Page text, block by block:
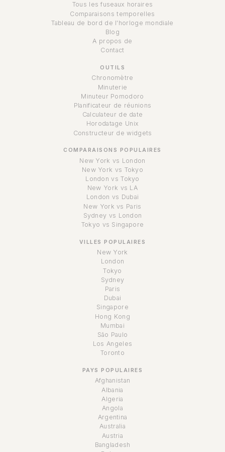
Tous les fuseaux horaires
Comparaisons temporelles
Tableau de bord de l'horloge mondiale
Blog
A propos de
Contact
OUTILS
Chronomètre
Minuterie
Minuteur Pomodoro
Planificateur de réunions
Calculateur de date
Horodatage Unix
Constructeur de widgets
COMPARAISONS POPULAIRES
New York vs London
New York vs Tokyo
London vs Tokyo
New York vs LA
London vs Dubai
New York vs Paris
Sydney vs London
Tokyo vs Singapore
VILLES POPULAIRES
New York
London
Tokyo
Sydney
Paris
Dubai
Singapore
Hong Kong
Mumbai
São Paulo
Los Angeles
Toronto
PAYS POPULAIRES
Afghanistan
Albania
Algeria
Angola
Argentina
Australia
Austria
Bangladesh